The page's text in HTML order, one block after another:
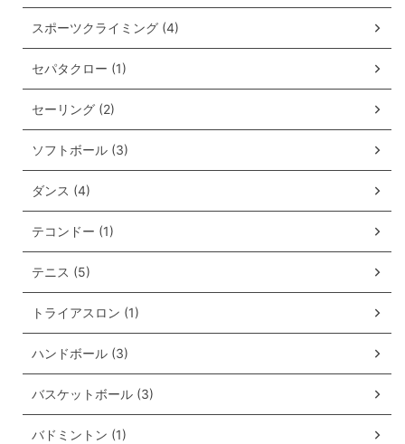
スポーツクライミング (4)
セパタクロー (1)
セーリング (2)
ソフトボール (3)
ダンス (4)
テコンドー (1)
テニス (5)
トライアスロン (1)
ハンドボール (3)
バスケットボール (3)
バドミントン (1)